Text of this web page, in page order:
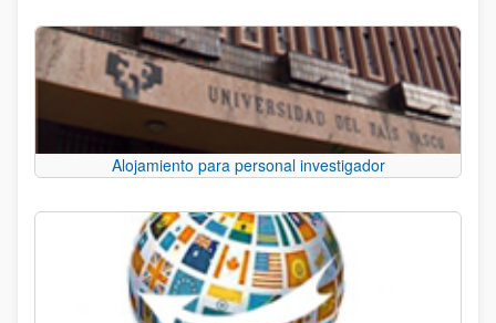
Alojamiento para personal investigador